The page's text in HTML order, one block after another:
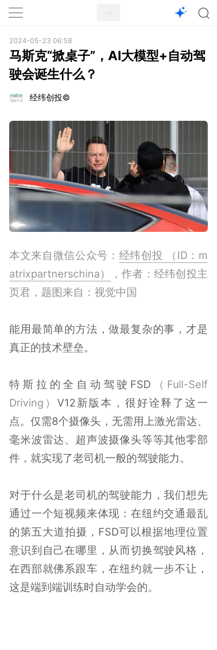
1X
2024-05-23 06:58
马斯克“掀桌子”，AI大模型+自动驾
驶会诞生什么？
经纬创投©
本文来自微信公众号： 经纬创投 （ID：m
atrixpartnerschina）
，作者：经纬创投主
页君，题图来自：视觉中国
能用最简单的方法，做最复杂的事，才是
真正的技术壁垒。
特斯拉的全自动驾驶FSD （Full-Self
Driving） V12新版本，很好诠释了这一
点。仅需8个摄像头，无需用上激光雷达、
毫米波雷达、超声波摄像头等等其他零部
件，就实现了老司机一般的驾驶能力。
对于什么是老司机的驾驶能力，我们想先
通过一个短视频来体现：在纽约交通最乱
的第五大道拍摄，FSD可以根据地理位置
意识到自己在哪里，从而切换驾驶风格，
在西部就佛系跟车，在纽约就一步不让，
这是端到端训练时自动学会的。